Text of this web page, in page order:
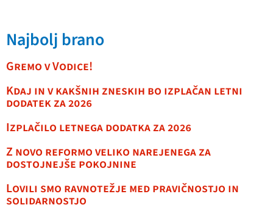
Najbolj brano
Gremo v Vodice!
Kdaj in v kakšnih zneskih bo izplačan letni
dodatek za 2026
Izplačilo letnega dodatka za 2026
Z novo reformo veliko narejenega za
dostojnejše pokojnine
Lovili smo ravnotežje med pravičnostjo in
solidarnostjo